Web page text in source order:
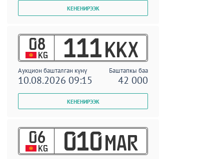
08
KG 111 KKX
Аукцион башталган күнү Баштапкы баа
10.08.2026 09:15 42 000
06
KG 010 MAR